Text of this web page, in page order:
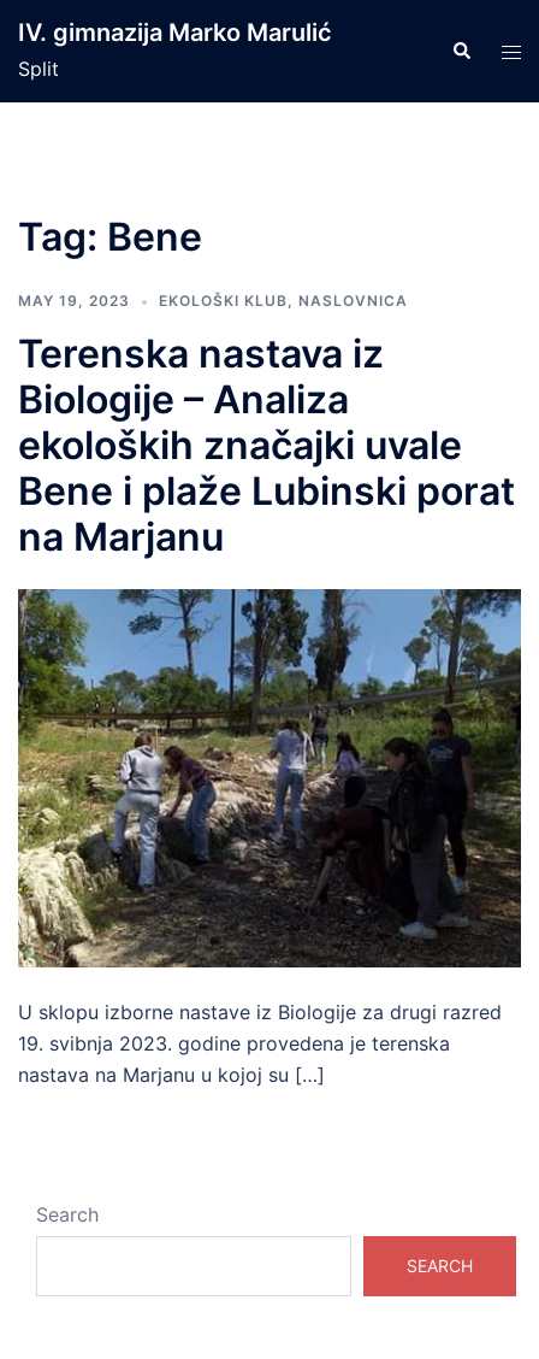
content
IV. gimnazija Marko Marulić
Split
Search
Tag: Bene
MAY 19, 2023 EKOLOŠKI KLUB, NASLOVNICA
Terenska nastava iz
Biologije – Analiza
ekoloških značajki uvale
Bene i plaže Lubinski porat
na Marjanu
U sklopu izborne nastave iz Biologije za drugi razred
19. svibnja 2023. godine provedena je terenska
nastava na Marjanu u kojoj su […]
Search
SEARCH